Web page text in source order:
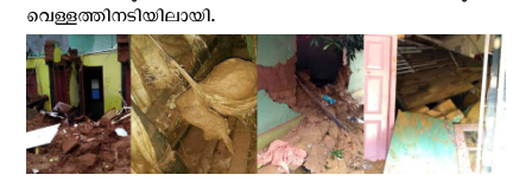
വെള്ളത്തിനടിയിലായി.